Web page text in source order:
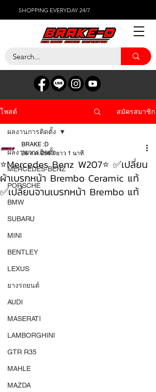
SHOPPING EVERYDAY 24/7
โพสต์ สมัครสมาชิก
ผลงานการติดตั้ง
MERCEDES-BENZ
PORSCHE
BMW
SUBARU
MINI
BENTLEY
LEXUS
ยางรถยนต์
AUDI
MASERATI
LAMBORGHINI
GTR R35
MAHLE
MAZDA
ผลงานการติดตั้ง
⭐️Mercedes Benz W207⭐️ ✅เปลี่ยน
ผ้าเบรกหน้า Brembo Ceramic แท้
✅เปลี่ยนจานเบรกหน้า Brembo แท้
BRAKE :D
26 ส.ค. 2563 ยาว 1 นาที